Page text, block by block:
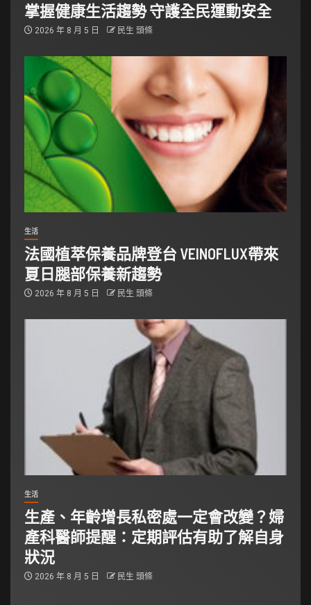
掌握健康生活趨勢 守護全民運動安全
2026 年 8 月 5 日 民生 頭條
生活
法國植萃保養品牌登台 VEINOFLUX帶來
夏日腿部保養新趨勢
2026 年 8 月 5 日 民生 頭條
生活
生產、年齡增長私密處一定會改變？婦
產科醫師提醒：定期評估有助了解自身
狀況
2026 年 8 月 5 日 民生 頭條